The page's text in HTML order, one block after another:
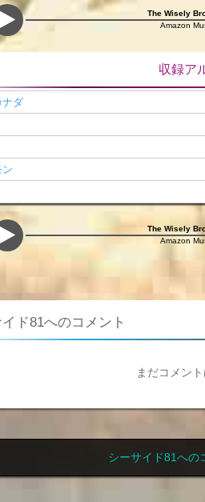
The Wisely
Amazon
名 収録アル
ナダ
The Wisely
Amazon
ド81へのコメント
まだコメン
シーサイド81への